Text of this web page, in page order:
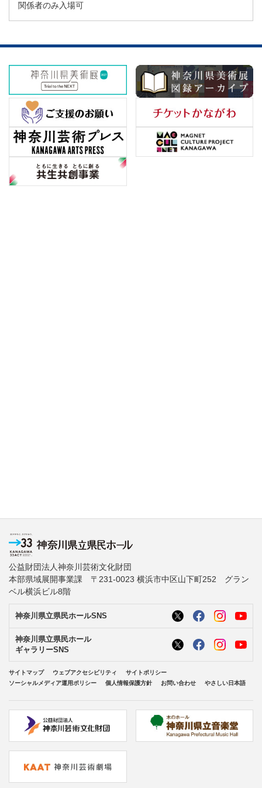
関係者のみ入場可
公益財団法人神奈川芸術文化財団
本部県域展開事業課 〒231-0023 横浜市中区山下町252 グラン
ベル横浜ビル8階
神奈川県立県民ホールSNS
神奈川県立県民ホール
ギャラリーSNS
サイトマップ ウェブアクセシビリティ
サイトポリシー
ソーシャルメディア運用ポリシー
個人情報保護方針 お問い合わせ やさしい日本語